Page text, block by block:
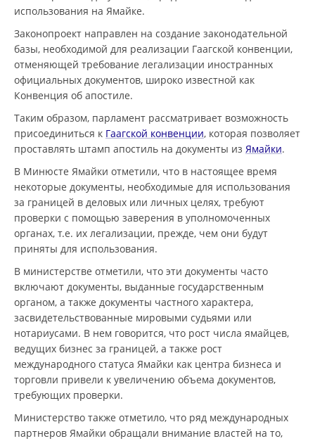
использования на Ямайке.
Законопроект направлен на создание законодательной
базы, необходимой для реализации Гаагской конвенции,
отменяющей требование легализации иностранных
официальных документов, широко известной как
Конвенция об апостиле.
Таким образом, парламент рассматривает возможность
присоединиться к Гаагской конвенции, которая позволяет
проставлять штамп апостиль на документы из Ямайки.
В Минюсте Ямайки отметили, что в настоящее время
некоторые документы, необходимые для использования
за границей в деловых или личных целях, требуют
проверки с помощью заверения в уполномоченных
органах, т.е. их легализации, прежде, чем они будут
приняты для использования.
В министерстве отметили, что эти документы часто
включают документы, выданные государственным
органом, а также документы частного характера,
засвидетельствованные мировыми судьями или
нотариусами. В нем говорится, что рост числа ямайцев,
ведущих бизнес за границей, а также рост
международного статуса Ямайки как центра бизнеса и
торговли привели к увеличению объема документов,
требующих проверки.
Министерство также отметило, что ряд международных
партнеров Ямайки обращали внимание властей на то,